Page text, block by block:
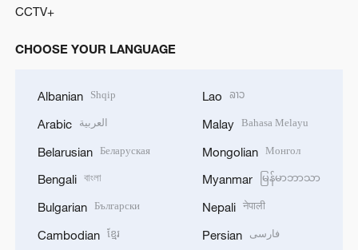
CCTV+
CHOOSE YOUR LANGUAGE
Albanian Shqip
Arabic العربية
Belarusian Беларуская
Bengali বাংলা
Bulgarian Български
Cambodian ខ្មែរ
Lao ລາວ
Malay Bahasa Melayu
Mongolian Монгол
Myanmar မြန်မာဘာသာ
Nepali नेपाली
Persian فارسی